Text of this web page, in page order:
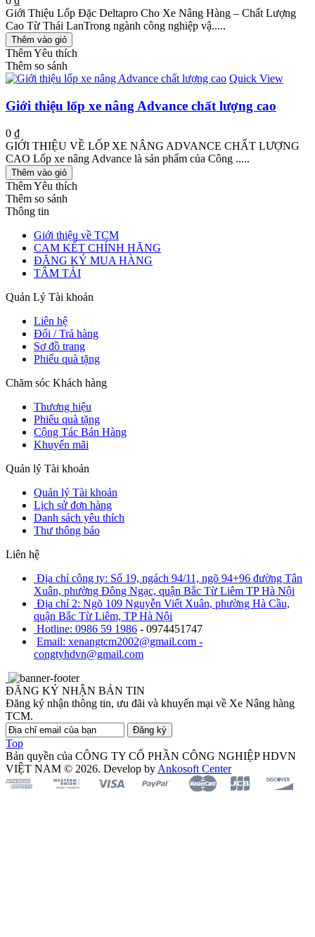
Giới Thiệu Lốp Đặc Deltapro Cho Xe Nâng Hàng – Chất Lượng
Cao Từ Thái LanTrong ngành công nghiệp vậ.....
Thêm vào giỏ
Thêm Yêu thích
Thêm so sánh
Quick View
Giới thiệu lốp xe nâng Advance chất lượng cao
0 ₫
GIỚI THIỆU VỀ LỐP XE NÂNG ADVANCE CHẤT LƯỢNG
CAO Lốp xe nâng Advance là sản phẩm của Công .....
Thêm vào giỏ
Thêm Yêu thích
Thêm so sánh
Thông tin
Giới thiệu về TCM
CAM KẾT CHÍNH HÃNG
ĐĂNG KÝ MUA HÀNG
TÂM TẢI
Quản Lý Tài khoản
Liên hệ
Đổi / Trả hàng
Sơ đồ trang
Phiếu quà tặng
Chăm sóc Khách hàng
Thương hiệu
Phiếu quà tặng
Cộng Tác Bán Hàng
Khuyến mãi
Quản lý Tài khoản
Quản lý Tài khoản
Lịch sử đơn hàng
Danh sách yêu thích
Thư thông báo
Liên hệ
Địa chỉ công ty: Số 19, ngách 94/11, ngõ 94+96 đường Tân
Xuân, phường Đông Ngạc, quận Bắc Từ Liêm TP Hà Nội
Địa chỉ 2: Ngõ 109 Nguyễn Viết Xuân, phường Hà Cầu,
quận Bắc Từ Liêm, TP Hà Nội
Hotline: 0986 59 1986 - 0974451747
Email: xenangtcm2002@gmail.com -
congtyhdvn@gmail.com
ĐĂNG KÝ NHẬN BẢN TIN
Đăng ký nhận thông tin, ưu đãi và khuyến mại về Xe Nâng hàng
TCM.
Đăng ký
Top
Bản quyền của CÔNG TY CỔ PHẦN CÔNG NGHIỆP HDVN
VIỆT NAM © 2026. Develop by Ankosoft Center